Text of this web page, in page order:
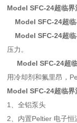
Model SFC-24超临界
Model SFC-24超
Model SFC-24超
压力。
Model SFC-24超
用冷却剂和氟里昂，
Model SFC-24超临界
1
、全铝泵头
2 、内置Peltier 电子恒